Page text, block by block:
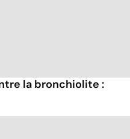
la bronchiolite :